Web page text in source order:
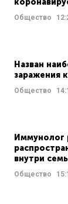
Общество
Назван
заражения
Общество
Иммунолог
внутри
Общество